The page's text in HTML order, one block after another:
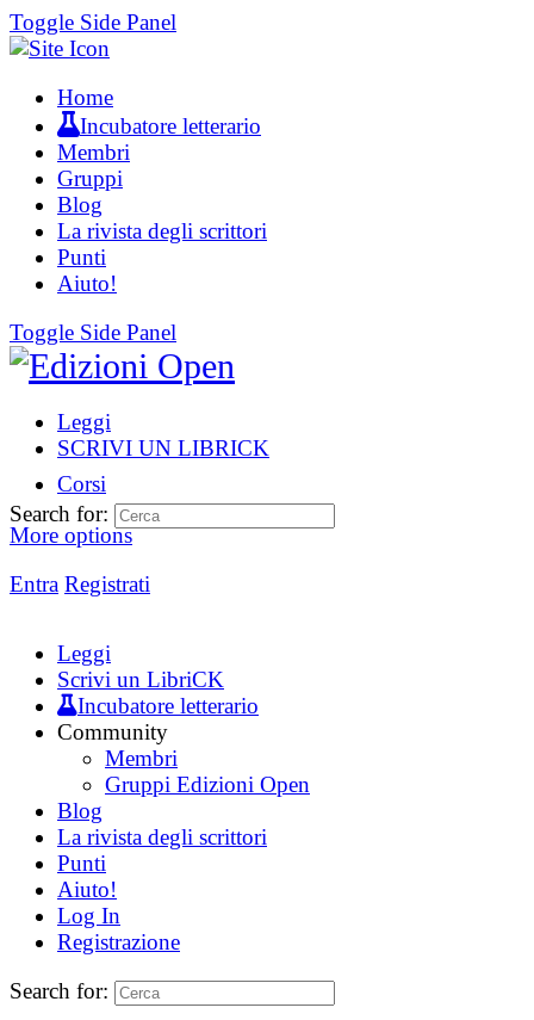
Toggle Side Panel
Home
Incubatore letterario
Membri
Gruppi
Blog
La rivista degli scrittori
Punti
Aiuto!
Toggle Side Panel
Leggi
SCRIVI UN LIBRICK
Corsi
More options
Entra Registrati
Search for:
Leggi
Scrivi un LibriCK
Incubatore letterario
Community
Membri
Gruppi Edizioni Open
Blog
La rivista degli scrittori
Punti
Aiuto!
Log In
Registrazione
Search for: